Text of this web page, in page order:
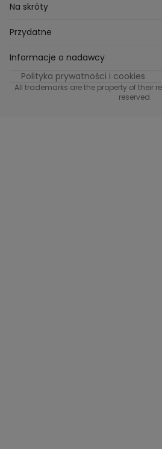
Na skróty
Etyka
Supplier Diversity
Polityka podatkowa
Przydatne
Biuro Prasowe
Biuro Reklamy
Informacje o nadawcy
Informacje o nadawcy programu
Polityka prywatności i cookies
All trademarks are the property of their
reserved.